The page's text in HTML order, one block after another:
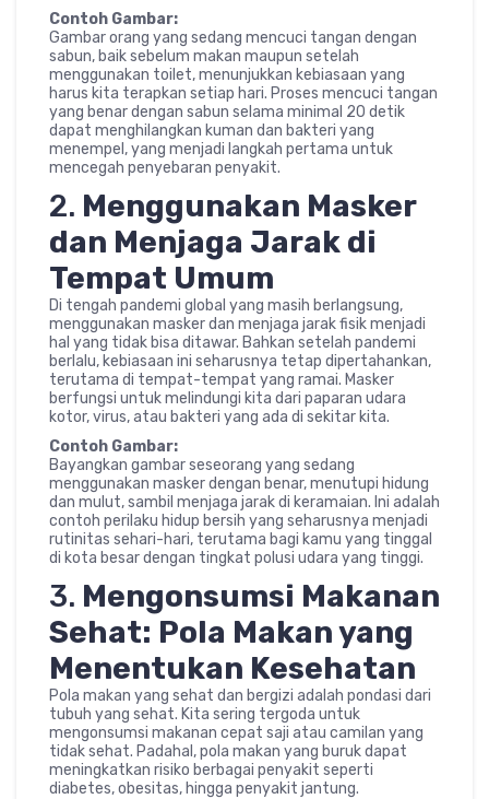
Contoh Gambar:
Gambar orang yang sedang mencuci tangan dengan
sabun, baik sebelum makan maupun setelah
menggunakan toilet, menunjukkan kebiasaan yang
harus kita terapkan setiap hari. Proses mencuci tangan
yang benar dengan sabun selama minimal 20 detik
dapat menghilangkan kuman dan bakteri yang
menempel, yang menjadi langkah pertama untuk
mencegah penyebaran penyakit.
2. Menggunakan Masker
dan Menjaga Jarak di
Tempat Umum
Di tengah pandemi global yang masih berlangsung,
menggunakan masker dan menjaga jarak fisik menjadi
hal yang tidak bisa ditawar. Bahkan setelah pandemi
berlalu, kebiasaan ini seharusnya tetap dipertahankan,
terutama di tempat-tempat yang ramai. Masker
berfungsi untuk melindungi kita dari paparan udara
kotor, virus, atau bakteri yang ada di sekitar kita.
Contoh Gambar:
Bayangkan gambar seseorang yang sedang
menggunakan masker dengan benar, menutupi hidung
dan mulut, sambil menjaga jarak di keramaian. Ini adalah
contoh perilaku hidup bersih yang seharusnya menjadi
rutinitas sehari-hari, terutama bagi kamu yang tinggal
di kota besar dengan tingkat polusi udara yang tinggi.
3. Mengonsumsi Makanan
Sehat: Pola Makan yang
Menentukan Kesehatan
Pola makan yang sehat dan bergizi adalah pondasi dari
tubuh yang sehat. Kita sering tergoda untuk
mengonsumsi makanan cepat saji atau camilan yang
tidak sehat. Padahal, pola makan yang buruk dapat
meningkatkan risiko berbagai penyakit seperti
diabetes, obesitas, hingga penyakit jantung.